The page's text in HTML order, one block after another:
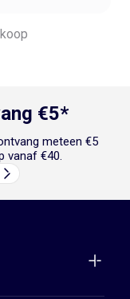
€5*
meteen €5
vanaf €40.